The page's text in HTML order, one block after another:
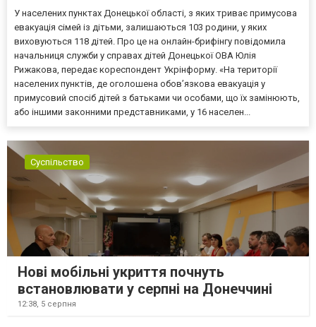
У населених пунктах Донецької області, з яких триває примусова
евакуація сімей із дітьми, залишаються 103 родини, у яких
виховуються 118 дітей. Про це на онлайн-брифінгу повідомила
начальниця служби у справах дітей Донецької ОВА Юлія
Рижакова, передає кореспондент Укрінформу. «На території
населених пунктів, де оголошена обов’язкова евакуація у
примусовий спосіб дітей з батьками чи особами, що їх замінюють,
або іншими законними представниками, у 16 населен...
Суспільство
Нові мобільні укриття почнуть
встановлювати у серпні на Донеччині
12:38, 5 серпня